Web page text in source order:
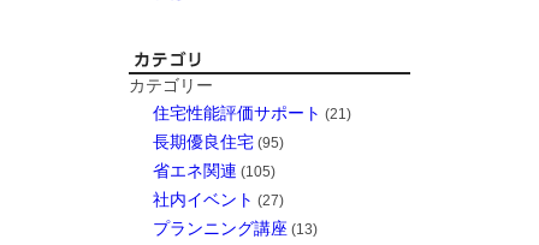
カテゴリー
住宅性能評価サポート (21)
長期優良住宅 (95)
省エネ関連 (105)
社内イベント (27)
プランニング講座 (13)